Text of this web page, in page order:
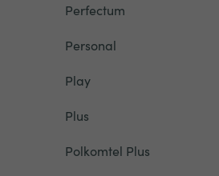
Perfectum
Personal
Play
Plus
Polkomtel Plus